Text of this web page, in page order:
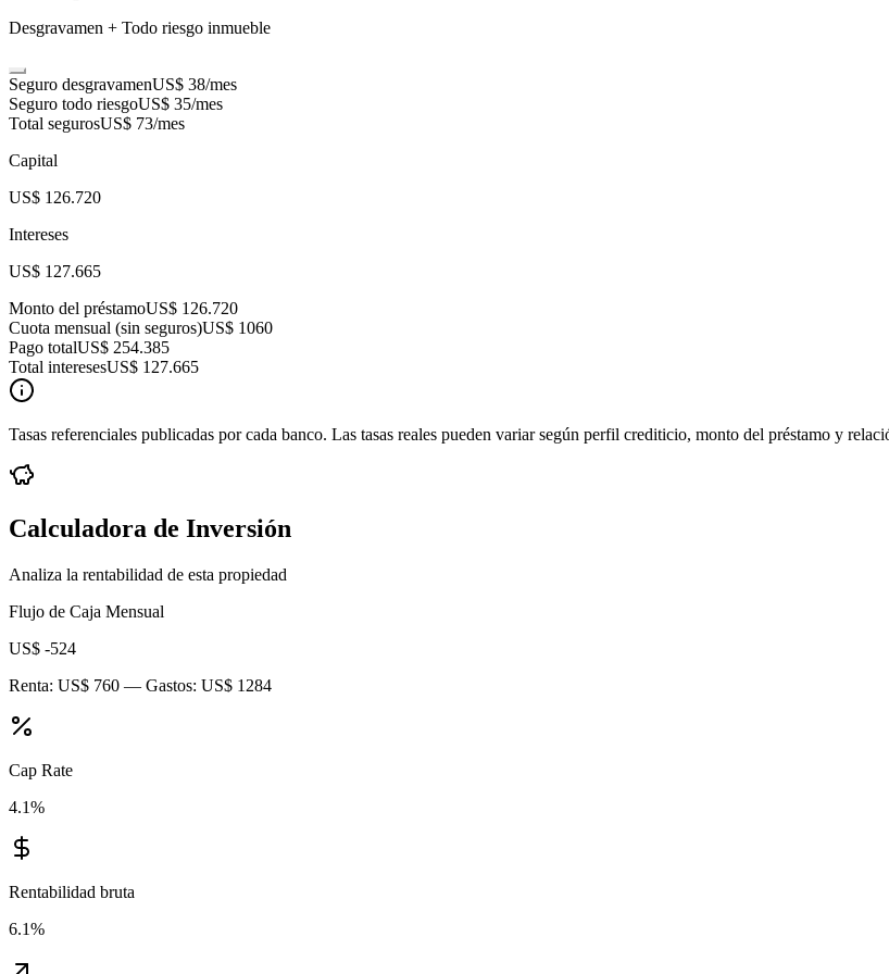
Desgravamen + Todo riesgo inmueble
Seguro desgravamenUS$ 38/mes
Seguro todo riesgoUS$ 35/mes
Total segurosUS$ 73/mes
Capital
US$ 126.720
Intereses
US$ 127.665
Monto del préstamoUS$ 126.720
Cuota mensual (sin seguros)US$ 1060
Pago totalUS$ 254.385
Total interesesUS$ 127.665
Tasas referenciales publicadas por cada banco. Las tasas reales pueden variar según perfil crediticio, monto del préstamo y
Calculadora de Inversión
Analiza la rentabilidad de esta propiedad
Flujo de Caja Mensual
US$ -524
Renta: US$ 760 — Gastos: US$ 1284
Cap Rate
4.1%
Rentabilidad bruta
6.1%